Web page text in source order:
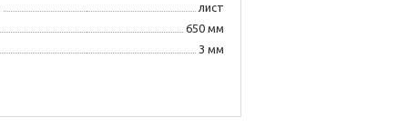
лист
650 мм
3 мм